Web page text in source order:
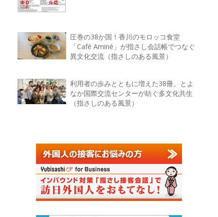
圧巻の38か国！香川のモロッコ食堂
「Café Aminé」が指さし会話帳でつなぐ
異文化交流（指さしのある風景）
利用者の歩みとともに増えた38冊。とよ
なか国際交流センターが紡ぐ多文化共生
（指さしのある風景）